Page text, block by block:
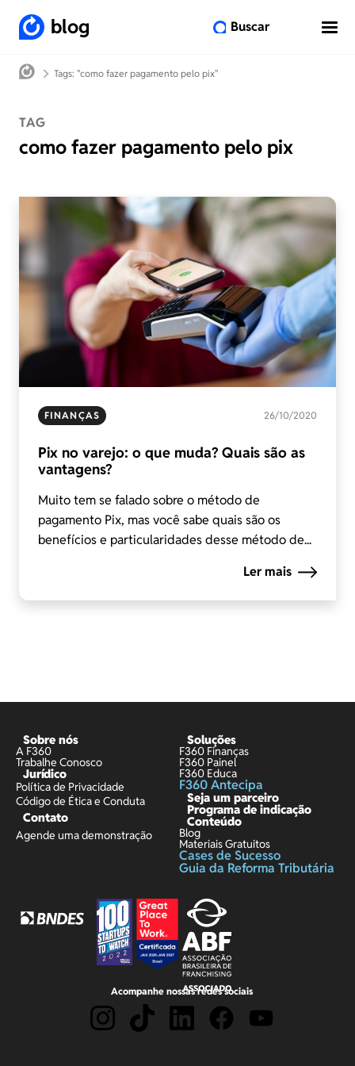
blog Buscar
Tags: "como fazer pagamento pelo pix"
TAG
como fazer pagamento pelo pix
FINANÇAS 26/10/2020
Pix no varejo: o que muda? Quais são as
vantagens?
Muito tem se falado sobre o método de
pagamento Pix, mas você sabe quais são os
benefícios e particularidades desse método de...
Ler mais
Sobre nós
A F360
Trabalhe Conosco
Jurídico
Política de Privacidade
Código de Ética e Conduta
Contato
Agende uma demonstração
Soluções
F360 Finanças
F360 Painel
F360 Educa
F360 Antecipa
Seja um parceiro
Programa de indicação
Conteúdo
Blog
Materiais Gratuitos
Cases de Sucesso
Guia da Reforma Tributária
Acompanhe nossas redes sociais